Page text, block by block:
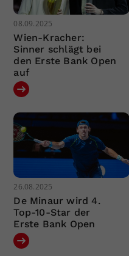
08.09.2025
Wien-Kracher:
Sinner schlägt bei
den Erste Bank Open
auf
26.08.2025
De Minaur wird 4.
Top-10-Star der
Erste Bank Open